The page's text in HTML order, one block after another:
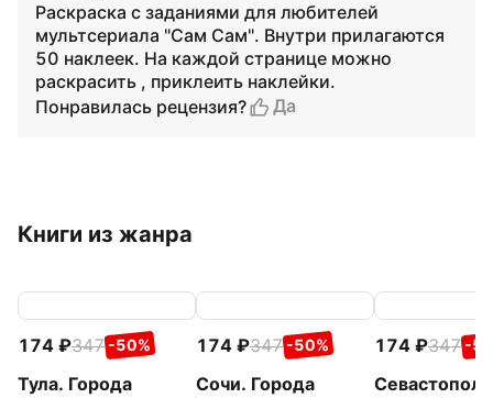
Раскраска с заданиями для любителей
мультсериала "Сам Сам". Внутри прилагаются
50 наклеек. На каждой странице можно
раскрасить , приклеить наклейки.
Понравилась рецензия?
Да
Книги из жанра
174 347 -50%
Тула. Города
174 347 -50%
Сочи. Города
174 347 -